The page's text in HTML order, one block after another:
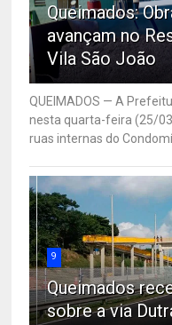
Queimados:
avançam no
Vila São João
QUEIMADOS — A
nesta quarta-feira (25/
ruas internas do
9
Queimados
sobre a via